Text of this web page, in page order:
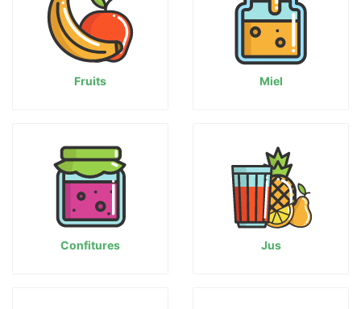
Fruits Miel
Confitures Jus